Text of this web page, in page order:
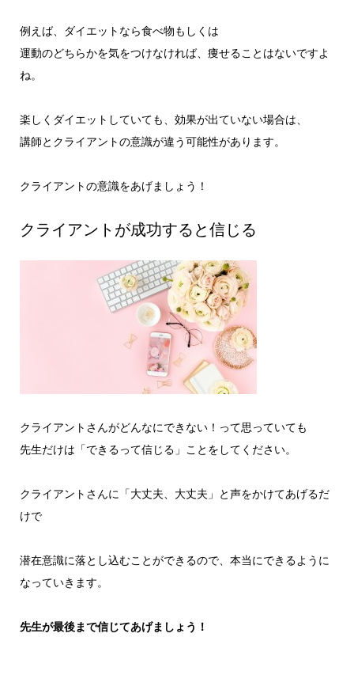
例えば、ダイエットなら食べ物もしくは
運動のどちらかを気をつけなければ、痩せることはないですよ
ね。
楽しくダイエットしていても、効果が出ていない場合は、
講師とクライアントの意識が違う可能性があります。
クライアントの意識をあげましょう！
クライアントが成功すると信じる
クライアントさんがどんなにできない！って思っていても
先生だけは「できるって信じる」ことをしてください。
クライアントさんに「大丈夫、大丈夫」と声をかけてあげるだ
けで
潜在意識に落とし込むことができるので、本当にできるように
なっていきます。
先生が最後まで信じてあげましょう！